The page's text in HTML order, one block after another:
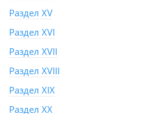
Раздел XV
Раздел XVI
Раздел XVII
Раздел XVIII
Раздел XIX
Раздел XX